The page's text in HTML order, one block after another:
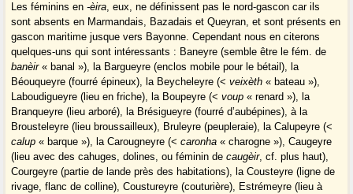
Les féminins en-èira, eux, ne définissent pas le nord-gascon car ils
sont absents en Marmandais, Bazadais et Queyran, et sont présents en
gascon maritime jusque vers Bayonne. Cependant nous en citerons
quelques-uns qui sont intéressants : Baneyre (semble être le fém. de
banèir« banal »), la Bargueyre (enclos mobile pour le bétail), la
Béouqueyre (fourré épineux), la Beycheleyre (<veixèth « bateau »),
Laboudigueyre (lieu en friche), la Boupeyre (<voup « renard »), la
Branqueyre (lieu arboré), la Brésigueyre (fourré d’aubépines), à la
Brousteleyre (lieu broussailleux), Bruleyre (peupleraie), la Calupeyre (<
calup « barque »), la Carougneyre (<caronha « charogne »), Caugeyre
(lieu avec des cahuges, dolines, ou féminin decaugèir, cf. plus haut),
Courgeyre (partie de lande près des habitations), la Cousteyre (ligne de
rivage, flanc de colline), Coustureyre (couturière), Estrémeyre (lieu à